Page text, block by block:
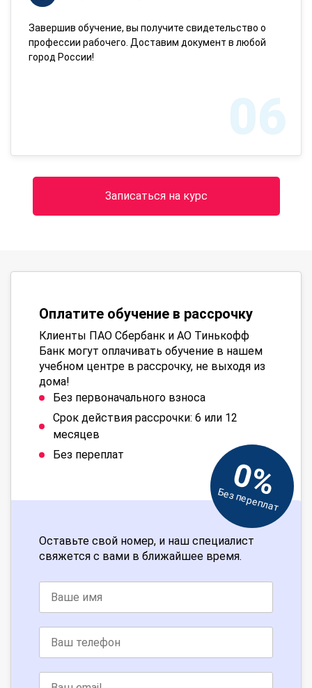
Завершив обучение, вы получите свидетельство о
профессии рабочего. Доставим документ в любой
город России!
06
Записаться на курс
Оплатите обучение в рассрочку
Клиенты ПАО Сбербанк и АО Тинькофф
Банк могут оплачивать обучение в нашем
учебном центре в рассрочку, не выходя из
дома!
Без первоначального взноса
Срок действия рассрочки: 6 или 12
месяцев
Без переплат
0%
Без переплат
Оставьте свой номер, и наш специалист
свяжется с вами в ближайшее время.